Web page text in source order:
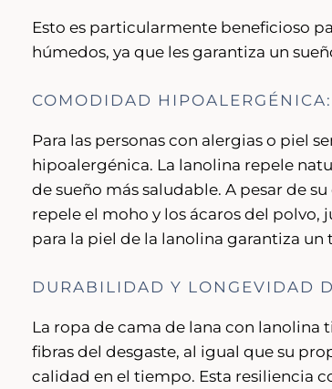
Esto es particularmente beneficioso
húmedos, ya que les garantiza un
COMODIDAD
Para las personas con alergias o piel
hipoalergénica. La lanolina repele
de sueño más saludable. A pesar de
repele el moho y los ácaros del polvo,
para la piel de la lanolina garantiza
DURABILIDAD Y LONGEVIDAD
La ropa de cama de lana con lanolina
fibras del desgaste, al igual que su
calidad en el tiempo. Esta resiliencia